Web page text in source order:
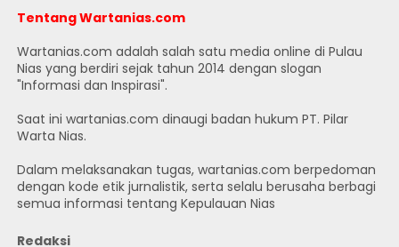
Tentang Wartanias.com
Wartanias.com adalah salah satu media online di Pulau
Nias yang berdiri sejak tahun 2014 dengan slogan
"Informasi dan Inspirasi".
Saat ini wartanias.com dinaugi badan hukum PT. Pilar
Warta Nias.
Dalam melaksanakan tugas, wartanias.com berpedoman
dengan kode etik jurnalistik, serta selalu berusaha berbagi
semua informasi tentang Kepulauan Nias
Redaksi